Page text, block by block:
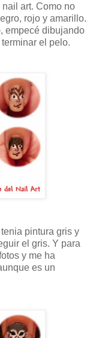
art. Como no
rojo y amarillo.
empecé dibujando
el pelo.
pintura gris y
el gris. Y para
y me ha
es un